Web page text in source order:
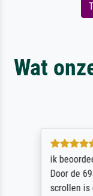
Wat
ik
Door de
scrollen is